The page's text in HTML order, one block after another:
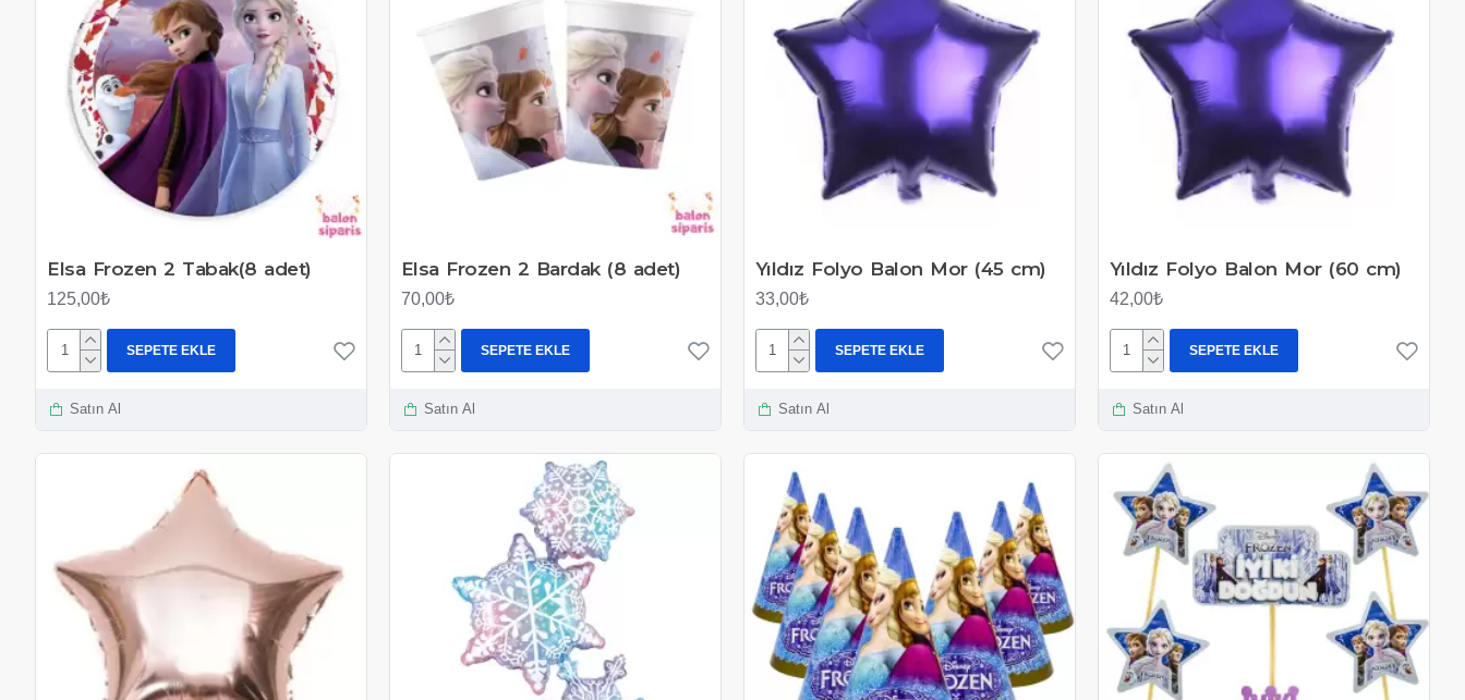
Elsa Frozen 2 Tabak(8 adet)
125,00₺
SEPETE EKLE
Satın Al
Elsa Frozen 2 Bardak (8 adet)
70,00₺
SEPETE EKLE
Satın Al
Yıldız Folyo Balon Mor (45 cm)
33,00₺
SEPETE EKLE
Satın Al
Yıldız Folyo Balon Mor (60 cm)
42,00₺
SEPETE EKLE
Satın Al